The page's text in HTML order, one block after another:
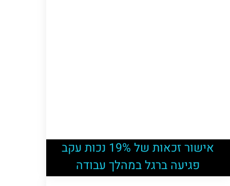
אישור זכאות של 19% נכות עקב
פגיעה ברגל במהלך עבודה